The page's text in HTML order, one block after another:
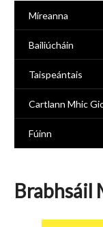
Míreanna
Bailiúcháin
Taispeántais
Cartlann Mhic
Fúinn
Brabhsáil